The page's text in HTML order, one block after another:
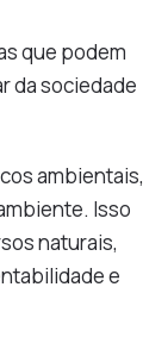
que podem
da sociedade
ambientais,
Isso
naturais,
e